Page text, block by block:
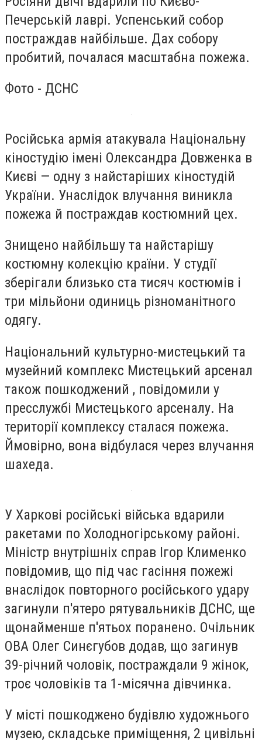
Печерській лаврі. Успенський собор
постраждав найбільше. Дах собору
пробитий, почалася масштабна пожежа.
Фото - ДСНС
Російська армія атакувала Національну
кіностудію імені Олександра Довженка в
Києві — одну з найстаріших кіностудій
України. Унаслідок влучання виникла
пожежа й постраждав костюмний цех.
Знищено найбільшу та найстарішу
костюмну колекцію країни. У студії
зберігали близько ста тисяч костюмів і
три мільйони одиниць різноманітного
одягу.
Національний культурно-мистецький та
музейний комплекс Мистецький арсенал
також пошкоджений , повідомили у
пресслужбі Мистецького арсеналу. На
території комплексу сталася пожежа.
Ймовірно, вона відбулася через влучання
шахеда.
У Харкові російські війська вдарили
ракетами по Холодногірському районі.
Міністр внутрішніх справ Ігор Клименко
повідомив, що під час гасіння пожежі
внаслідок повторного російського удару
загинули п'ятеро рятувальників ДСНС, ще
щонайменше п'ятьох поранено. Очільник
ОВА Олег Синєгубов додав, що загинув
39-річний чоловік, постраждали 9 жінок,
троє чоловіків та 1-місячна дівчинка.
У місті пошкоджено будівлю художнього
музею, складське приміщення, 2 цивільні